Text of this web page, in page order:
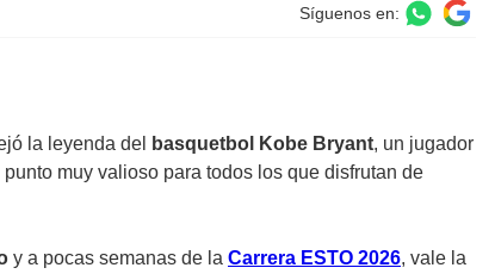
Síguenos en:
la leyenda del basquetbol Kobe Bryant, un jugador
muy valioso para todos los que disfrutan de
y a pocas semanas de la Carrera ESTO 2026, vale la